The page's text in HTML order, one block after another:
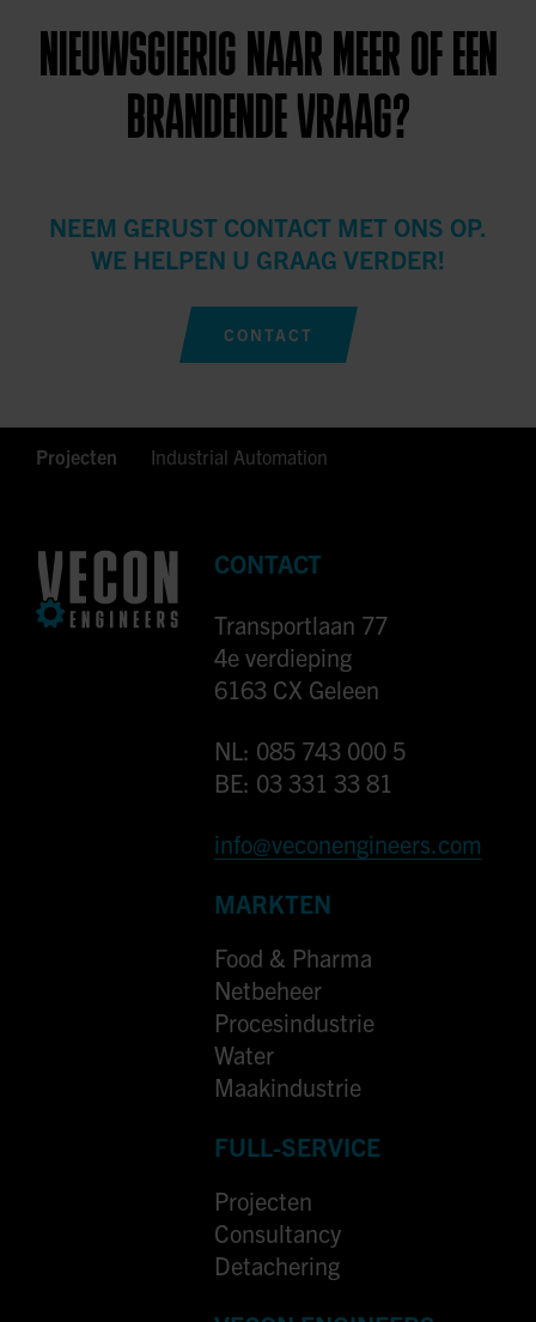
NIEUWSGIERIG NAAR MEER OF EEN
BRANDENDE VRAAG?
NEEM GERUST CONTACT MET ONS OP.
WE HELPEN U GRAAG VERDER!
CONTACT
Projecten Industrial Automation
CONTACT
Transportlaan 77
4e verdieping
6163 CX Geleen
NL: 085 743 000 5
BE: 03 331 33 81
info@veconengineers.com
MARKTEN
Food & Pharma
Netbeheer
Procesindustrie
Water
Maakindustrie
FULL-SERVICE
Projecten
Consultancy
Detachering